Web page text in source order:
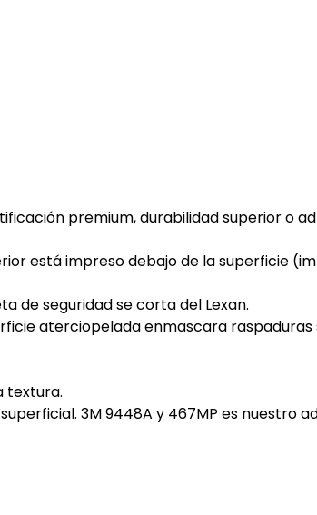
premium, durabilidad superior o
está impreso debajo de la superficie
de seguridad se corta del Lexan.
aterciopelada enmascara
textura.
3M 9448A y 467MP es nuestro